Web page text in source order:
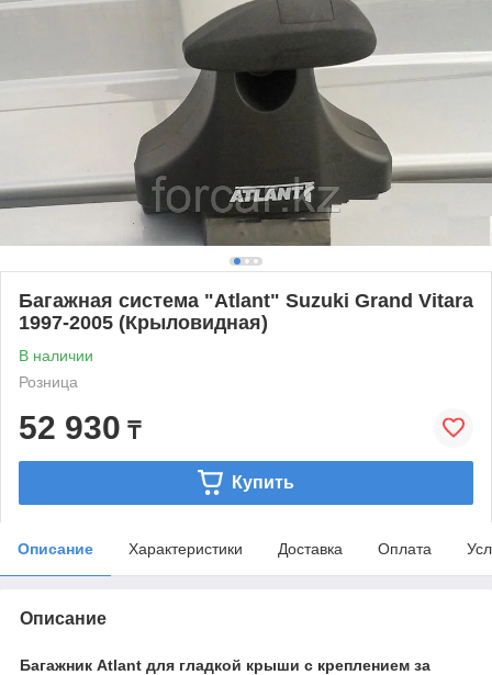
Багажная система "Atlant" Suzuki Grand Vitara
1997-2005 (Крыловидная)
В наличии
Розница
52 930 ₸
Купить
Описание Характеристики Доставка Оплата
Описание
Багажник Atlant для гладкой крыши с креплением за